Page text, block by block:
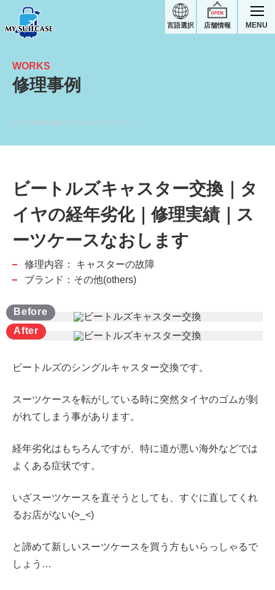
店舗情報
言語選択 MENU
WORKS
修理事例
ビートルズキャスター交換｜タ
イヤの経年劣化｜修理実績｜ス
ーツケースなおします
修理内容：
キャスターの故障
ブランド：その他(others)
ビートルズのシングルキャスター交換です。
スーツケースを転がしている時に突然タイヤのゴムが剝
がれてしまう事があります。
経年劣化はもちろんですが、特に道が悪い海外などでは
よくある症状です。
いざスーツケースを直そうとしても、すぐに直してくれ
るお店がない(>_<)
と諦めて新しいスーツケースを買う方もいらっしゃるで
しょう…